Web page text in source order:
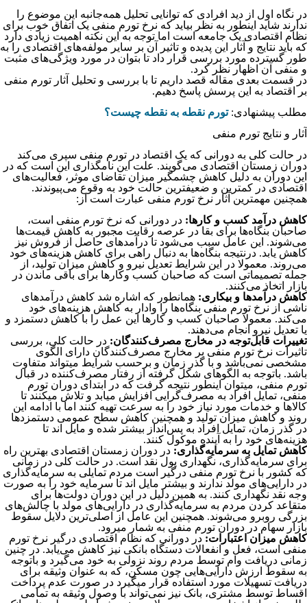
در نگاه اول از دید افرادی که توانایی تحلیل همه‌جانبه این موضوع را
ندارند شاید اینطور به نظر بیاید که نرخ تورم منفی یک اتفاق خوب برای
نظام اقتصادی یک جامعه است اما توجه به این نکته اهمیت زیادی دارد
که باید نتایج و آثار این پدیده و تاثیر آن بر سایر مولفه‌های اقتصادی را به
طور گسترده مورد بررسی قرار داد تا بتوان در مورد ویژگی‌های مثبت
و منفی آن اظهار نظر کرد.
در قسمت بعدی مقاله قصد داریم تا با بررسی و تحلیل آثار تورم منفی
بر اقتصاد به این پرسش پاسخ دهیم.
مطلب پیشنهادی:تورم نقطه به نقطه چیست؟
آثار و نتایج تورم منفی
در حالت کلی به دورانی که یک اقتصاد در تورم منفی سپری می‌کند
دوران زمستان اقتصادی می‌گویند. علت این نامگذاری این است که در
این دوران به دلیل کاهش چشمگیر میزان تقاضای موثر، فعالیت‌های
اقتصادی در کمترین و ضعیفترین حالت خود به وقوع می‌پیوندند.
همچنین مهمترین آثار نرخ تورم منفی عبارت است از:
کاهش درآمد‌ کسب و کارها: در دورانی که نرخ تورم منفی است،
صاحبان بنگاه‌ها برای بقا در عرصه رقابت مجبور به کاهش قیمت‌ها
می‌شوند. این عامل سبب می‌شود تا درآمدهای حاصل از فروش نیز
کاهش یابد. درنتیجه بنگاه‌ها به دنبال راهی برای کاهش هزینه‌های خود
می‌روند. معمولا در این شرایط تعدیل نیرو و کاهش میزان تولید، از
جمله تصمیماتی است که صاحبان کسب وکارها برای باقی ماندن در
بازار اتخاذ می‌کنند.
کاهش درآمدها و بیکاری: همانطور که اشاره شد کاهش درآمدهای
ناشی از نرخ تورم منفی بنگاه‌ها را وادار به کاهش هزینه‌های خود
می‌کند. معمولا صاحبان کسب و کارها این عمل را با کاهش دستمزد و
یا تعدیل نیرو انجام می‌دهند.
تغییرات قابل‌توجه در مخارج مصرف‌کنندگان: در حالت کلی، بررسی
تاثیرات نرخ تورم منفی بر مخارج مصرف‌کنندگان دارای الگوی
مشخصی نمی‌باشد و با گذر زمان و برحسب شرایط میتواند متفاوت
باشد. باتوجه به الگوهای شکل گرفته از رفتار مصرف‌کننده در قبال
تورم منفی، میتوان اینطور نتیجه گرفت که در ابتدای دوران تورم
منفی، تمایل افراد به مصرف‌گرایی افزایش میابد و تلاش میکنند تا
کالاها و خدمات مورد نیاز خود را به سرعت تهیه کنند اما با ادامه این
روند و کاهش میزان تولید و همچنین کاهش سطح عمومی دستمزدها
در گذر زمان، تمایل افراد به پس‌انداز بیشتر شده و مایل اند تا
هزینه‌های خود را به آینده موکول کنند.
کاهش تمایل به سرمایه‌گذاری: در دوران زمستان اقتصادی بهترین راه
برای سرمایه‌گذاری، نگهداری پول نقد است. در حالت کلی در زمانی
که کشور با نرخ تورم منفی درگیر است مردم تمایلی به سرمایه‌گذاری
در دارایی‌های مولد ندارند و بیشتر مایل اند تا سرمایه‌ خود را به صورت
وجه نقد نگهداری کنند. به همین دلیل در این دوران دولت‌ها برای
متقاعد کردن مردم به سرمایه‌گذاری در دارایی‌های مولد با چالش‌های
بزرگی روبرو می‌شوند. همچنین این عامل از اصلی‌ترین دلایل سقوط
بازار سهام در دوران تورم منفی به شمار میرود.
کاهش میزان اعتبارات: در دورانی که نظام اقتصادی درگیر نرخ تورم
منفی است، فعل و انفعالات دستگاه بانکی نیز کاهش می‌یابد. در چنین
زمانی دریافت وام توسط مردم روند نزولی به خود می‌گیرد و باتوجه
به سقوط ارزش دارایی‌هایی چون مسکن، که به عنوان وثیقه برای
دریافت تسهیلات مورد استفاده قرار میگیرد در صورت عدم پرداخت
اقساط توسط مشتری، بانک نیز نمی‌تواند با وصول وثیقه به تمامی